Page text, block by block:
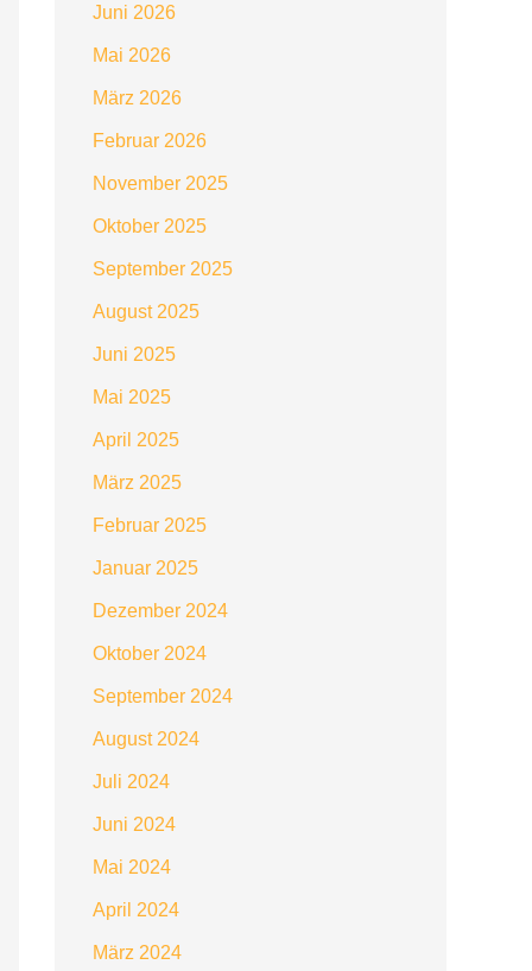
Juni 2026
Mai 2026
März 2026
Februar 2026
November 2025
Oktober 2025
September 2025
August 2025
Juni 2025
Mai 2025
April 2025
März 2025
Februar 2025
Januar 2025
Dezember 2024
Oktober 2024
September 2024
August 2024
Juli 2024
Juni 2024
Mai 2024
April 2024
März 2024